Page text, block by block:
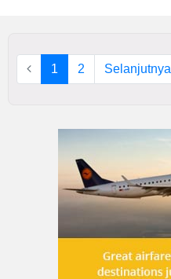
1 2 Selanjutnya